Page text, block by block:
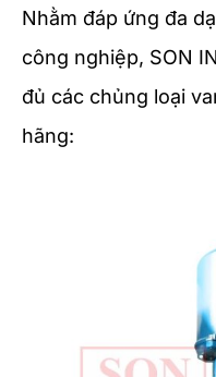
Nhằm đáp ứng đa
công nghiệp, SON
đủ các chủng loại
hãng: